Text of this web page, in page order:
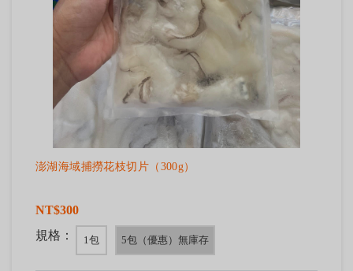
澎湖海域捕撈花枝切片（300g）
NT$300
規格：
1包 5包（優惠）無庫存